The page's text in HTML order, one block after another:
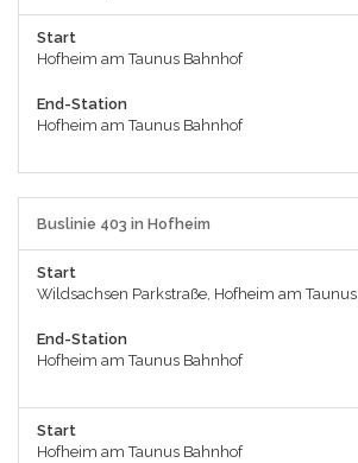
Start
Hofheim am Taunus Bahnhof
End-Station
Hofheim am Taunus Bahnhof
Buslinie 403 in Hofheim
Start
Wildsachsen Parkstraße, Hofheim am Taunus
End-Station
Hofheim am Taunus Bahnhof
Start
Hofheim am Taunus Bahnhof